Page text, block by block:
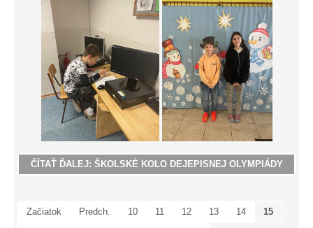
ČÍTAŤ ĎALEJ: ŠKOLSKÉ KOLO DEJEPISNEJ OLYMPIÁDY
Začiatok Predch. 10 11 12 13 14 15